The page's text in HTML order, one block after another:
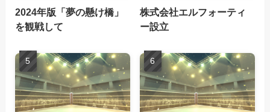
2024年版「夢の懸け橋」
を観戦して
株式会社エルフォーティ
ー設立